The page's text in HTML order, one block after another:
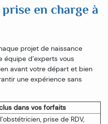
en charge à
projet de naissance
d’experts vous
avant votre départ et bien
une expérience sans
dans vos forfaits
prise de RDV,